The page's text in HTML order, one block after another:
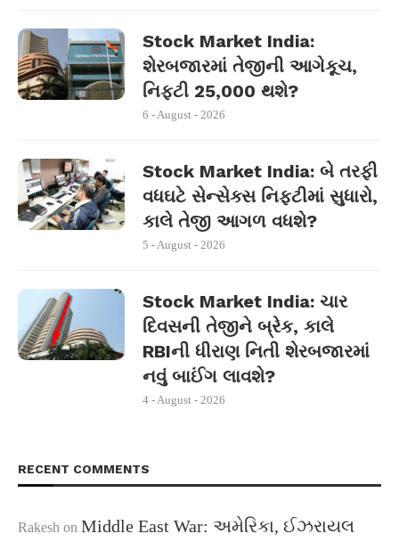
Stock Market India:
શેરબજારમાં તેજીની આગેકૂચ,
નિફ્ટી 25,000 થશે?
6 - August - 2026
Stock Market India: બે તરફી
વધઘટે સેન્સેક્સ નિફ્ટીમાં સુધારો,
કાલે તેજી આગળ વધશે?
5 - August - 2026
Stock Market India: ચાર
દિવસની તેજીને બ્રેક, કાલે
RBIની ધીરાણ નિતી શેરબજારમાં
નવું બાઈંગ લાવશે?
4 - August - 2026
RECENT COMMENTS
Rakesh on Middle East War: અમેરિકા, ઈઝરાયલ